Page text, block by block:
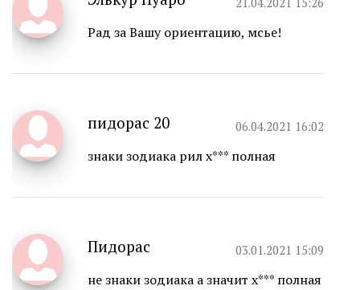
Рад за Вашу ориентацию, мсье!
пидорас 20 06.04.2021 16:02
знаки зодиака рил х*** полная
Пидорас 03.01.2021 15:09
не знаки зодиака а значит х*** полная